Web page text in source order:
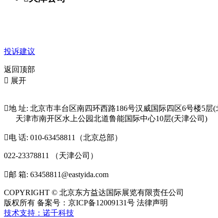
投诉建议
返回顶部
 展开
地 址: 北京市丰台区南四环西路186号汉威国际四区6号楼5层(
天津市南开区水上公园北道鲁能国际中心10层(天津公司)
电 话: 010-63458811（北京总部）
022-23378811 （天津公司）
邮 箱: 63458811@eastyida.com
COPYRIGHT © 北京东方益达国际展览有限责任公司
版权所有 备案号：京ICP备12009131号 法律声明
技术支持：诺千科技